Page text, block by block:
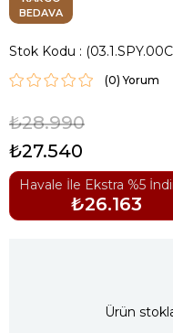
BEDAVA
Stok Kodu
(0)
₺28.990
₺27.540
Havale İle Ekstra %5
₺26.163
Ürün